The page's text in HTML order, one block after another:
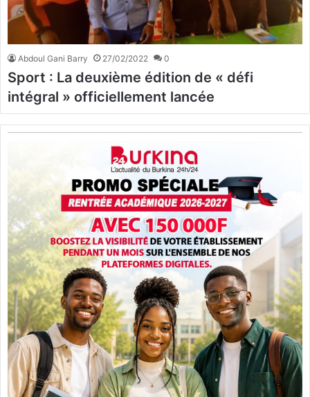
Abdoul Gani Barry 27/02/2022 0
Sport : La deuxième édition de « défi
intégral » officiellement lancée